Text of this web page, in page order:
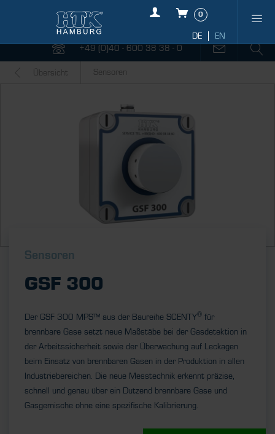
0
+49 (0)40 - 600 38 38 - 0
Übersicht Sensoren
Sensoren
GSF 300
Der GSF 300 MPS™ aus der Baureihe SCENTY® für
brennbare Gase setzt neue Maßstäbe bei der Gasdetektion in
der Arbeitssicherheit sowie der Überwachung auf Leckagen
beim Einsatz von brennbaren Gasen in der Produktion in allen
Industriebereichen. Die neue Messtechnik erkennt präzise,
schnell und genau über ein Dutzend brennbare Gase und
Gasgemische ohne eine spezifische Kalibrierung.